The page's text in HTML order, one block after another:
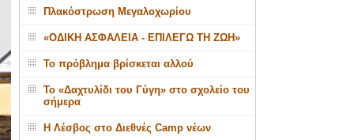
Πλακόστρωση Μεγαλοχωρίου
«ΟΔΙΚΗ ΑΣΦΑΛΕΙΑ - ΕΠΙΛΕΓΩ ΤΗ ΖΩΗ»
Το πρόβλημα βρίσκεται αλλού
Το «Δαχτυλίδι του Γύγη» στο σχολείο του
σήμερα
Η Λέσβος στο Διεθνές Camp νέων